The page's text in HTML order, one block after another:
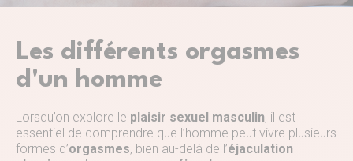
Les différents orgasmes
d'un homme
Lorsqu’on explore le plaisir sexuel masculin, il est
essentiel de comprendre que l’homme peut vivre plusieurs
formes d’orgasmes, bien au-delà de l’éjaculation